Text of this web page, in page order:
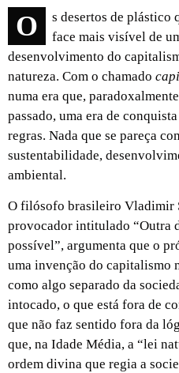
Os desertos de plástico que cobrem o meio rural são a
face mais visível de
desenvolvimento do
natureza. Com o chamado
numa era que,
passado, uma era de
regras. Nada que se pareça
sustentabilidade,
ambiental.
O filósofo brasileiro Vladimir
provocador intitulado “Outra
possível”, argumenta que o
uma invenção do capitalismo
como algo separado da
intocado, o que está fora de
que não faz sentido fora da
que, na Idade Média, a “lei
ordem divina que regia a